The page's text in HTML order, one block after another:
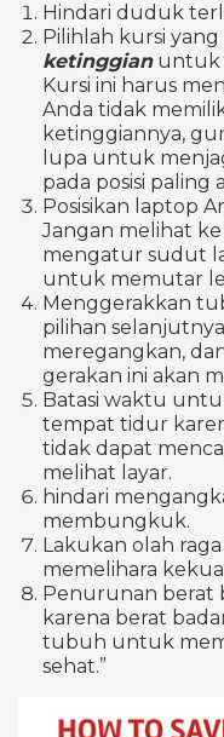
Hindari duduk
Pilihlah kursi
ketinggianuntuk
Kursi ini harus
Anda tidak
ketinggiannya,
lupa untuk
pada posisi paling
Posisikan laptop
Jangan melihat
mengatur sudut
untuk memutar
Menggerakkan
pilihan
meregangkan,
gerakan ini akan
Batasi waktu
tempat tidur
tidak dapat
melihat layar.
hindari
membungkuk.
Lakukan olah
memelihara
Penurunan berat
karena berat
tubuh untuk
sehat.”